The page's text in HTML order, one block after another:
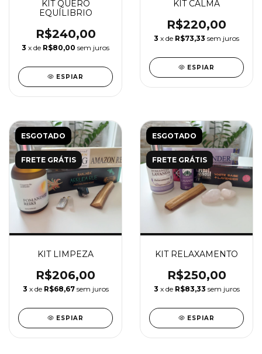
KIT QUERO
EQUÍLIBRIO
R$240,00
3 x de R$80,00 sem juros
ESPIAR
KIT CALMA
R$220,00
3 x de R$73,33 sem juros
ESPIAR
ESGOTADO
FRETE GRÁTIS
KIT LIMPEZA
R$206,00
3 x de R$68,67 sem juros
ESPIAR
ESGOTADO
FRETE GRÁTIS
KIT RELAXAMENTO
R$250,00
3 x de R$83,33 sem juros
ESPIAR